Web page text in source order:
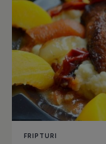
FRIPTURI